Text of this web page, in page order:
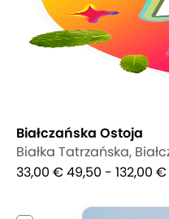
Białczańska Ostoja
Białka Tatrzańska,
33,00 €49,50 - 132,00 €